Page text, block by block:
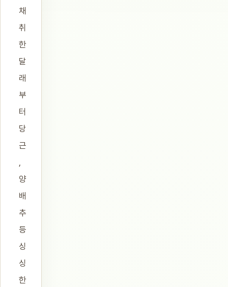
채
취
한
달
래
부
터
당
근
,
양
배
추
등
싱
싱
한